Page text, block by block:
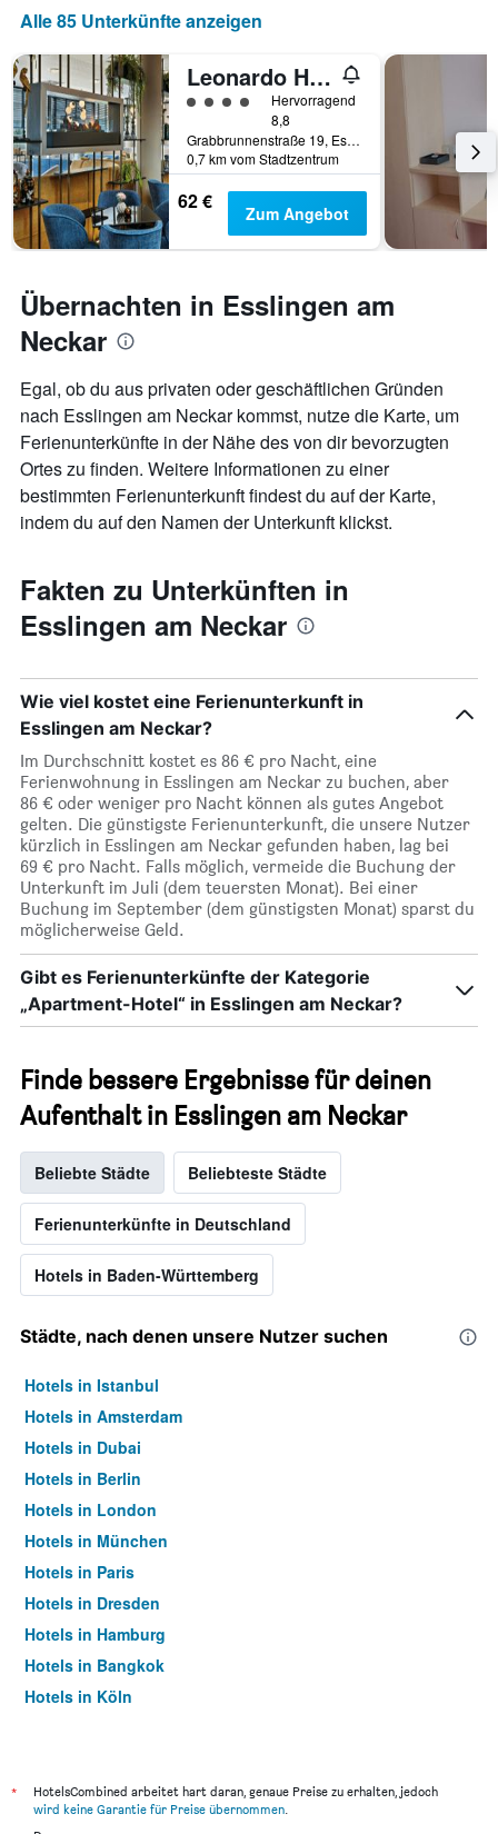
1
X-
Achse,
die
die
Wochentage
anzeigt.
Das
Diagramm
hat
1
Y-
den
durchschnittlichen
Zimmerpreis
Alle 85 Unterkünfte anzeigen
Leonardo Hotel Eßlingen
Bewertungskategorie 4
Hervorragend
8,8
Grabbrunnenstraße 19, Esslingen am Neckar, Baden-Württemberg, Deutschland
0,7 km vom Stadtzentrum
62 € Zum Angebot
Übernachten in Esslingen am
Neckar
Egal, ob du aus privaten oder geschäftlichen Gründen
nach Esslingen am Neckar kommst, nutze die Karte, um
Ferienunterkünfte in der Nähe des von dir bevorzugten
Ortes zu finden. Weitere Informationen zu einer
bestimmten Ferienunterkunft findest du auf der Karte,
indem du auf den Namen der Unterkunft klickst.
Fakten zu Unterkünften in
Esslingen am Neckar
Wie viel kostet eine Ferienunterkunft in
Esslingen am Neckar?
Im Durchschnitt kostet es 86 € pro Nacht, eine
Ferienwohnung in Esslingen am Neckar zu buchen, aber
86 € oder weniger pro Nacht können als gutes Angebot
gelten. Die günstigste Ferienunterkunft, die unsere Nutzer
kürzlich in Esslingen am Neckar gefunden haben, lag bei
69 € pro Nacht. Falls möglich, vermeide die Buchung der
Unterkunft im Juli (dem teuersten Monat). Bei einer
Buchung im September (dem günstigsten Monat) sparst du
möglicherweise Geld.
Gibt es Ferienunterkünfte der Kategorie
„Apartment-Hotel“ in Esslingen am Neckar?
Finde bessere Ergebnisse für deinen
Aufenthalt in Esslingen am Neckar
Beliebte Städte Beliebteste Städte
Ferienunterkünfte in Deutschland
Hotels in Baden-Württemberg
Städte, nach denen unsere Nutzer suchen
Hotels in Istanbul
Hotels in Amsterdam
Hotels in Dubai
Hotels in Berlin
Hotels in London
Hotels in München
Hotels in Paris
Hotels in Dresden
Hotels in Hamburg
Hotels in Bangkok
Hotels in Köln
*
HotelsCombined arbeitet hart daran, genaue Preise zu erhalten, jedoch
wird keine Garantie für Preise übernommen.